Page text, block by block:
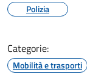
Polizia
Categorie:
Mobilità e trasporti